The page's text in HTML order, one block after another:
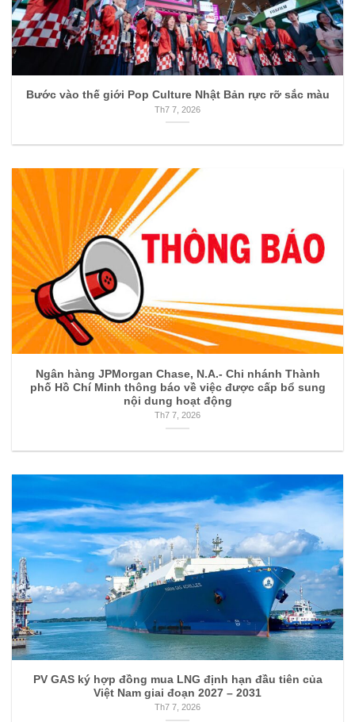
Bước vào thế giới Pop Culture Nhật Bản rực rỡ sắc màu
Th7 7, 2026
Ngân hàng JPMorgan Chase, N.A.- Chi nhánh Thành
phố Hồ Chí Minh thông báo về việc được cấp bổ sung
nội dung hoạt động
Th7 7, 2026
PV GAS ký hợp đồng mua LNG định hạn đầu tiên của
Việt Nam giai đoạn 2027 – 2031
Th7 7, 2026